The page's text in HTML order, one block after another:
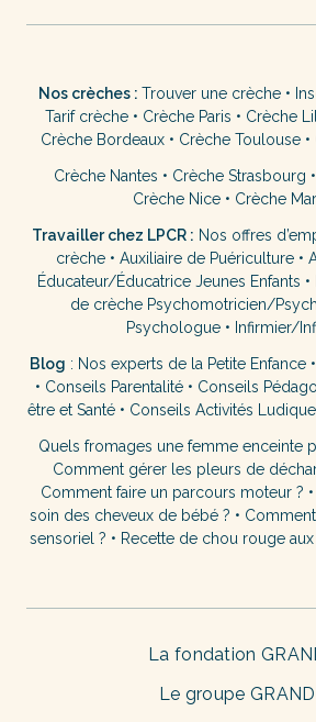
Nos crèches : Trouver une crèche•
Tarif crèche • Crèche Paris • Crèche
Crèche Bordeaux• Crèche Toulouse•
Crèche Nantes • Crèche Strasbourg •
Crèche Nice • Crèche
Travailler chez LPCR : Nos offres
crèche• Auxiliaire de Puériculture•
Éducateur/Éducatrice Jeunes Enfants •
de crèche Psychomotricien/
Psychologue • Infirmier/
Blog : Nos experts de la Petite Enfance •
• Conseils Parentalité• Conseils
être et Santé• Conseils Activités
Quels fromages une femme enceinte
Comment gérer les pleurs de
Comment faire un parcours moteur ? •
soin des cheveux de bébé ? •
sensoriel ? • Recette de chou rouge
La fondation
Le groupe